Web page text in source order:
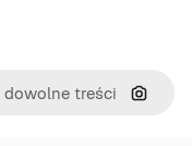
Szukaj